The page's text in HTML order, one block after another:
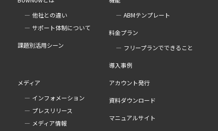
他社との違い
サポート体制について
課題別活用シーン
ABMテンプレート
料金プラン
フリープランでできること
導入事例
メディア
インフォメーション
プレスリリース
メディア情報
アカウント発行
資料ダウンロード
マニュアルサイト